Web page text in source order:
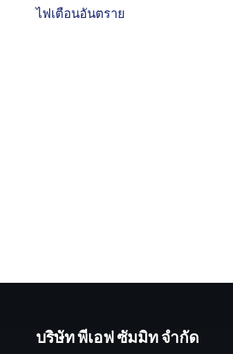
ไฟเตือนอันตราย
บริษัท พีเอฟ ซัมมิท จำกัด